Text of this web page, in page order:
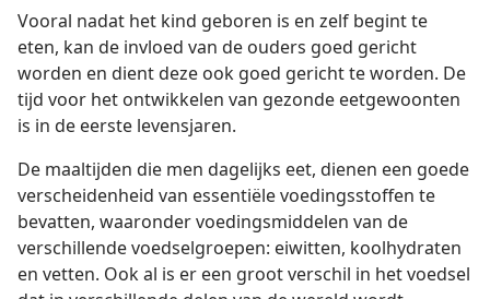
Vooral nadat het kind geboren is en zelf begint te
eten, kan de invloed van de ouders goed gericht
worden en dient deze ook goed gericht te worden. De
tijd voor het ontwikkelen van gezonde eetgewoonten
is in de eerste levensjaren.
De maaltijden die men dagelijks eet, dienen een goede
verscheidenheid van essentiële voedingsstoffen te
bevatten, waaronder voedingsmiddelen van de
verschillende voedselgroepen: eiwitten, koolhydraten
en vetten. Ook al is er een groot verschil in het voedsel